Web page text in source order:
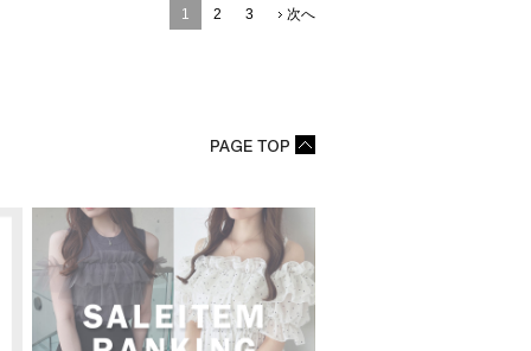
1 2 3 次へ